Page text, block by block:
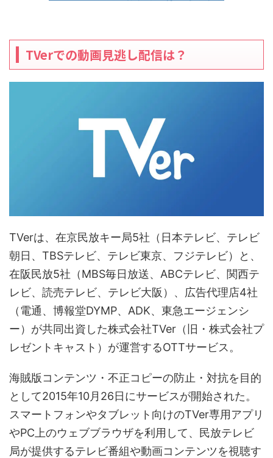
TVerでの動画見逃し配信は？
TVerは、在京民放キー局5社（日本テレビ、テレビ
朝日、TBSテレビ、テレビ東京、フジテレビ）と、
在阪民放5社（MBS毎日放送、ABCテレビ、関西テ
レビ、読売テレビ、テレビ大阪）、広告代理店4社
（電通、博報堂DYMP、ADK、東急エージェンシ
ー）が共同出資した株式会社TVer（旧・株式会社プ
レゼントキャスト）が運営するOTTサービス。
海賊版コンテンツ・不正コピーの防止・対抗を目的
として2015年10月26日にサービスが開始された。
スマートフォンやタブレット向けのTVer専用アプリ
やPC上のウェブブラウザを利用して、民放テレビ
局が提供するテレビ番組や動画コンテンツを視聴す